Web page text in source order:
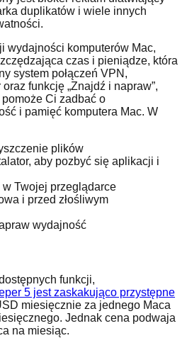
duplikatów i wiele innych
wydajności komputerów Mac,
czas i pieniądze, która
system połączeń VPN,
funkcję „Znajdź i napraw”,
Ci zadbać o
i pamięć komputera Mac. W
plików
aby pozbyć się aplikacji i
Twojej przeglądarce
i przed złośliwym
wydajność
funkcji,
5 jest zaskakująco przystępne
miesięcznie za jednego Maca
Jednak cena podwaja
na miesiąc.